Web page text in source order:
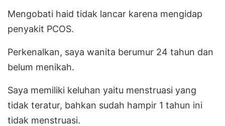
Mengobati haid tidak lancar karena mengidap
penyakit PCOS.
Perkenalkan, saya wanita berumur 24 tahun dan
belum menikah.
Saya memiliki keluhan yaitu menstruasi yang
tidak teratur, bahkan sudah hampir 1 tahun ini
tidak menstruasi.